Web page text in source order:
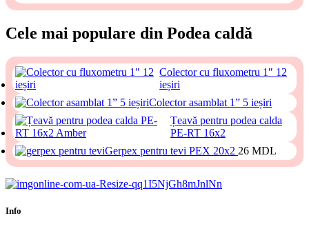
Cele mai populare din Podea caldă
Colector cu fluxometru 1″ 12
ieșiri
Colector asamblat 1” 5 ieșiri
Țeavă pentru podea calda
PE-RT 16x2
Gerpex pentru tevi PEX 20x2 26 MDL
Info